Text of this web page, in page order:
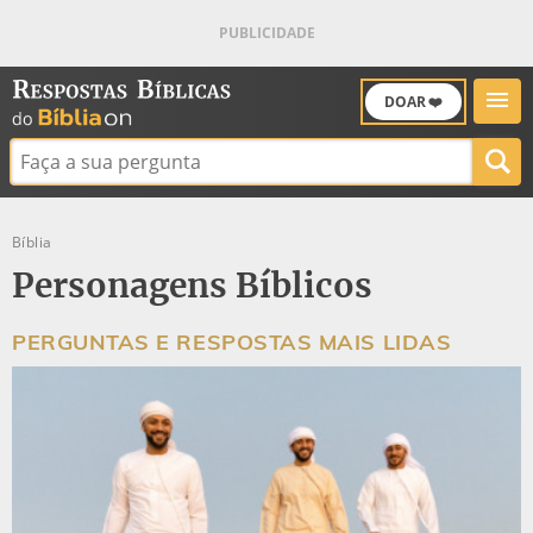
DOAR ❤️
Buscar:
Bíblia
Personagens Bíblicos
PERGUNTAS E RESPOSTAS MAIS LIDAS